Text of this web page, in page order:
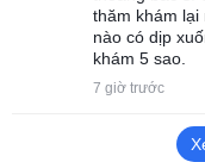
thăm khám
nào có dịp
khám 5 sao.
7 giờ trước